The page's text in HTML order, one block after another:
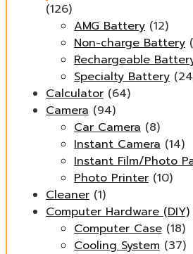
(126)
AMG Battery (12)
Non-charge Battery
Rechargeable
Specialty Battery
Calculator (64)
Camera (94)
Car Camera (8)
Instant Camera (14)
Instant Film/Photo
Photo Printer (10)
Cleaner (1)
Computer Hardware (DIY)
Computer Case (18)
Cooling System (37)